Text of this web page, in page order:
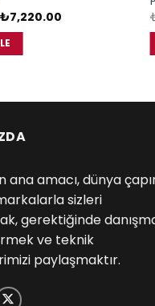
Orijinal
fiyat:
₺7,600.00.
₺7,220.00
ana amacı, dünya
sizleri
gerektiğinde
ve teknik
paylaşmaktır.